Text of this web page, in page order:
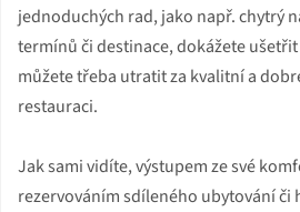
jednoduchých rad, jako např. chytrý
termínů či destinace, dokážete
můžete třeba utratit za kvalitní a
restauraci.
Jak sami vidíte, výstupem ze své
rezervováním sdíleného ubytování či